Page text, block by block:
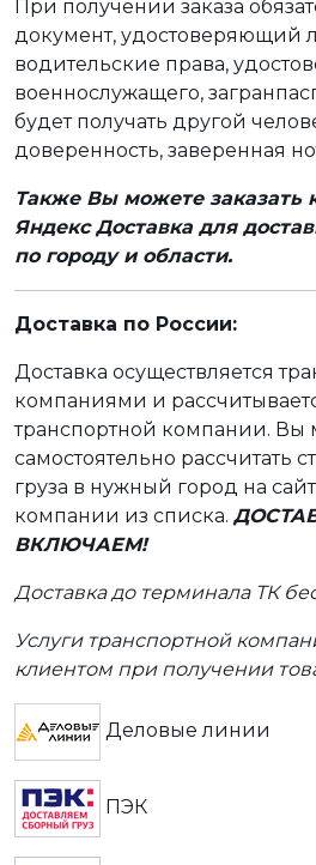
При получении заказа
документ, удостоверяющий
водительские права,
военнослужащего,
будет получать другой
доверенность, заверенная
Также Вы можете заказать
Яндекс Доставка для
по городу и области.
Доставка по России:
Доставка осуществляется
компаниями и
транспортной компании. Вы
самостоятельно рассчитать
груза в нужный город на
компании из списка.
ВКЛЮЧАЕМ!
Доставка до терминала ТК
Услуги транспортной
клиентом при получении
Деловые линии
ПЭК